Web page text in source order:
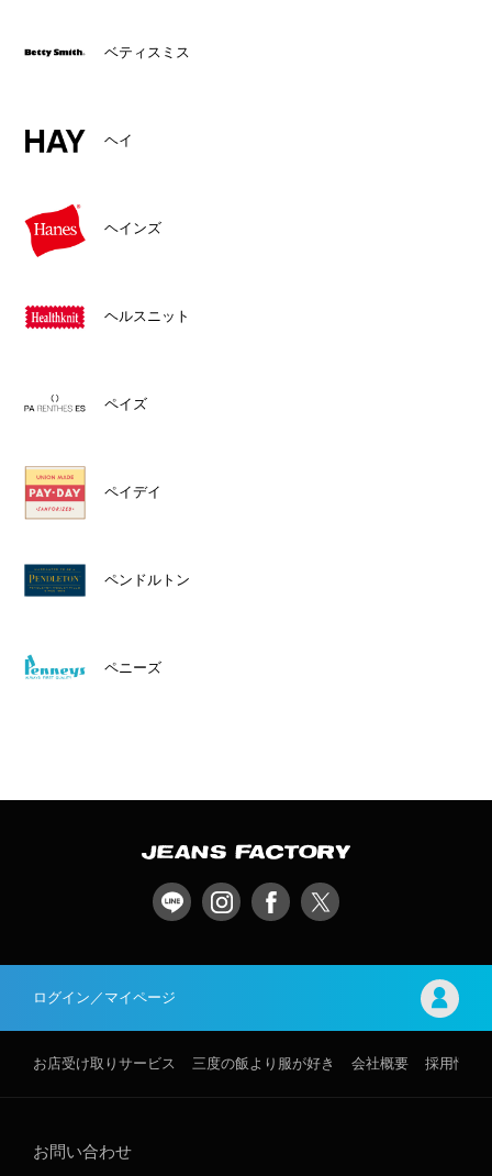
ベティスミス
ヘイ
ヘインズ
ヘルスニット
ペイズ
ペイデイ
ペンドルトン
ペニーズ
ログイン／マイページ
お店受け取りサービス 三度の飯より服が好き 会社概要 採用情報
お問い合わせ